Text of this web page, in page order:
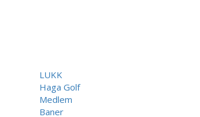
LUKK
Haga Golf
Medlem
Baner